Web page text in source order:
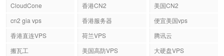
CloudCone
香港CN2
美国CN2
cn2 gia vps
香港服务器
便宜美国vps
香港直连VPS
荷兰VPS
腾讯云
搬瓦工
美国高防VPS
大硬盘VPS